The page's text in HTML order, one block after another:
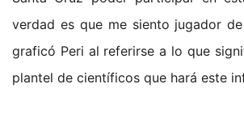
verdad es que me siento jugador de
graficó Peri al referirse a lo que
plantel de científicos que hará este